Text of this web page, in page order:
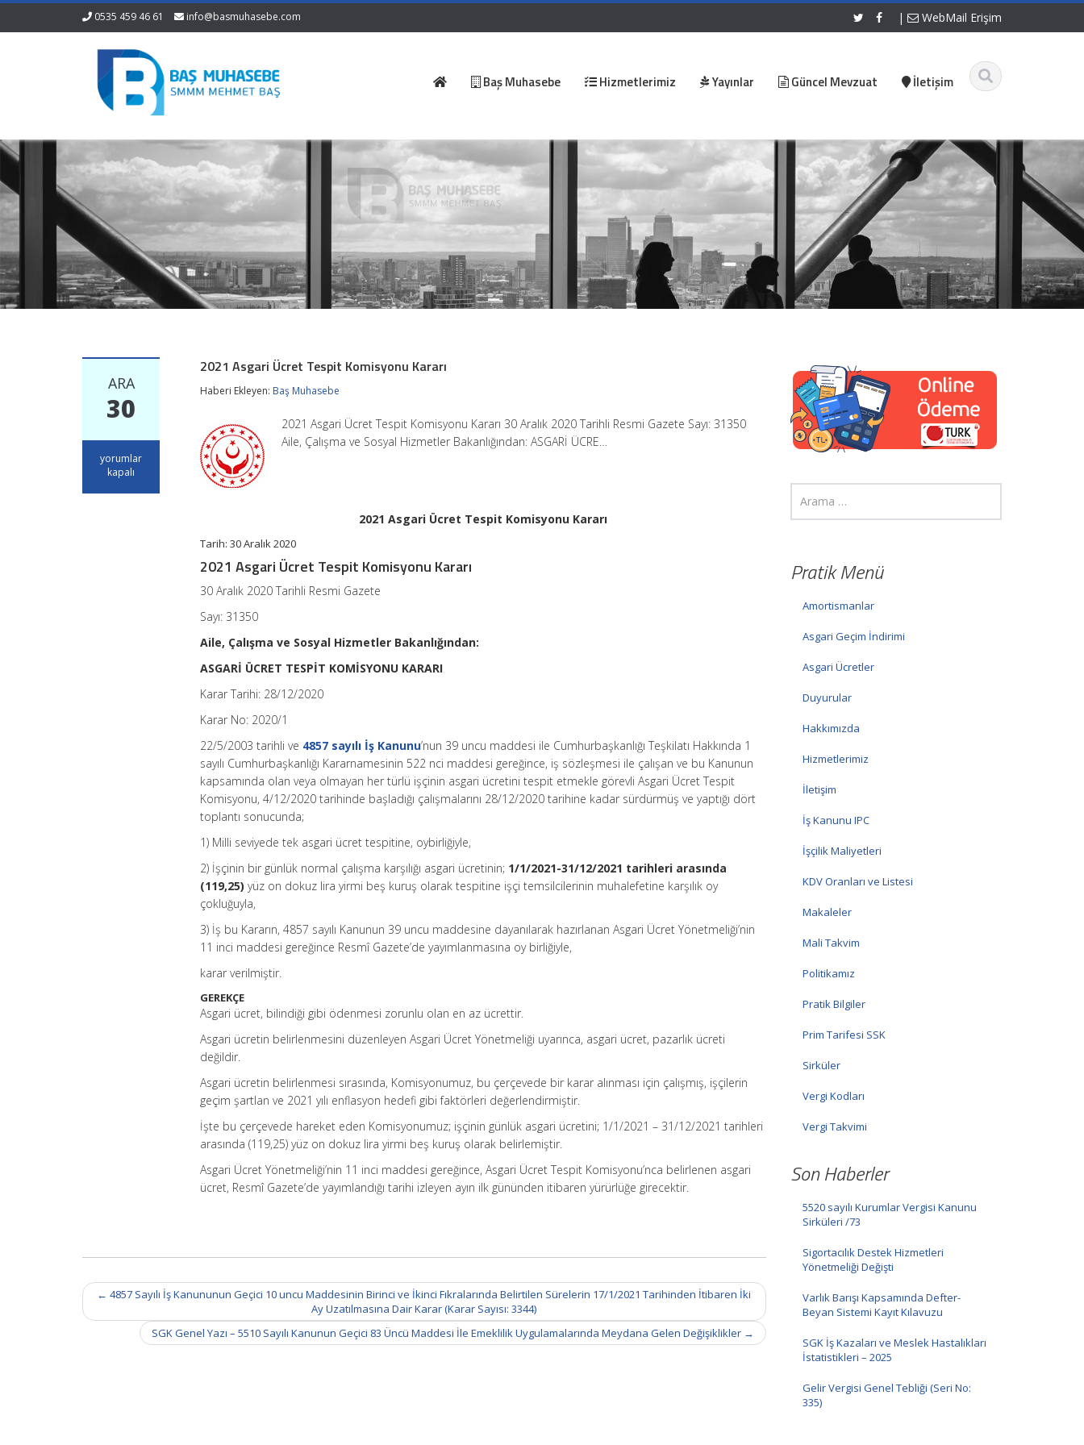
0535 459 46 61 info@basmuhasebe.com | WebMail Erişim
Baş Muhasebe Hizmetlerimiz Yayınlar Güncel Mevzuat İletişim
ARA
30
2021
Asgari
yorumlar
kapalı
2021 Asgari Ücret Tespit Komisyonu Kararı
Haberi Ekleyen: Baş Muhasebe
2021 Asgari Ücret Tespit Komisyonu Kararı 30 Aralık 2020 Tarihli Resmi Gazete Sayı: 31350
Aile, Çalışma ve Sosyal Hizmetler Bakanlığından: ASGARİ ÜCRE…
2021 Asgari Ücret Tespit Komisyonu Kararı
Tarih: 30 Aralık 2020
2021 Asgari Ücret Tespit Komisyonu Kararı
30 Aralık 2020 Tarihli Resmi Gazete
Sayı: 31350
Aile, Çalışma ve Sosyal Hizmetler Bakanlığından:
ASGARİ ÜCRET TESPİT KOMİSYONU KARARI
Karar Tarihi: 28/12/2020
Karar No: 2020/1
22/5/2003 tarihli ve 4857 sayılı İş Kanunu’nun 39 uncu maddesi ile Cumhurbaşkanlığı Teşkilatı Hakkında 1
sayılı Cumhurbaşkanlığı Kararnamesinin 522 nci maddesi gereğince, iş sözleşmesi ile çalışan ve bu Kanunun
kapsamında olan veya olmayan her türlü işçinin asgari ücretini tespit etmekle görevli Asgari Ücret Tespit
Komisyonu, 4/12/2020 tarihinde başladığı çalışmalarını 28/12/2020 tarihine kadar sürdürmüş ve yaptığı dört
toplantı sonucunda;
1) Milli seviyede tek asgari ücret tespitine, oybirliğiyle,
2) İşçinin bir günlük normal çalışma karşılığı asgari ücretinin; 1/1/2021-31/12/2021 tarihleri arasında
(119,25) yüz on dokuz lira yirmi beş kuruş olarak tespitine işçi temsilcilerinin muhalefetine karşılık oy
çokluğuyla,
3) İş bu Kararın, 4857 sayılı Kanunun 39 uncu maddesine dayanılarak hazırlanan Asgari Ücret Yönetmeliği’nin
11 inci maddesi gereğince Resmî Gazete’de yayımlanmasına oy birliğiyle,
karar verilmiştir.
GEREKÇE
Asgari ücret, bilindiği gibi ödenmesi zorunlu olan en az ücrettir.
Asgari ücretin belirlenmesini düzenleyen Asgari Ücret Yönetmeliği uyarınca, asgari ücret, pazarlık ücreti
değildir.
Asgari ücretin belirlenmesi sırasında, Komisyonumuz, bu çerçevede bir karar alınması için çalışmış, işçilerin
geçim şartlan ve 2021 yılı enflasyon hedefi gibi faktörleri değerlendirmiştir.
İşte bu çerçevede hareket eden Komisyonumuz; işçinin günlük asgari ücretini; 1/1/2021 – 31/12/2021 tarihleri
arasında (119,25) yüz on dokuz lira yirmi beş kuruş olarak belirlemiştir.
Asgari Ücret Yönetmeliği’nin 11 inci maddesi gereğince, Asgari Ücret Tespit Komisyonu’nca belirlenen asgari
ücret, Resmî Gazete’de yayımlandığı tarihi izleyen ayın ilk gününden itibaren yürürlüğe girecektir.
Post
navigation
← 4857 Sayılı İş Kanununun Geçici 10 uncu Maddesinin Birinci ve İkinci Fıkralarında Belirtilen Sürelerin 17/1/2021 Tarihinden İtibaren İki
Ay Uzatılmasına Dair Karar (Karar Sayısı: 3344)
SGK Genel Yazı – 5510 Sayılı Kanunun Geçici 83 Üncü Maddesi İle Emeklilik Uygulamalarında Meydana Gelen Değişiklikler →
Pratik Menü
Amortismanlar
Asgari Geçim İndirimi
Asgari Ücretler
Duyurular
Hakkımızda
Hizmetlerimiz
İletişim
İş Kanunu IPC
İşçilik Maliyetleri
KDV Oranları ve Listesi
Makaleler
Mali Takvim
Politikamız
Pratik Bilgiler
Prim Tarifesi SSK
Sirküler
Vergi Kodları
Vergi Takvimi
Son Haberler
5520 sayılı Kurumlar Vergisi Kanunu
Sirküleri /73
Sigortacılık Destek Hizmetleri
Yönetmeliği Değişti
Varlık Barışı Kapsamında Defter-
Beyan Sistemi Kayıt Kılavuzu
SGK İş Kazaları ve Meslek Hastalıkları
İstatistikleri – 2025
Gelir Vergisi Genel Tebliği (Seri No:
335)